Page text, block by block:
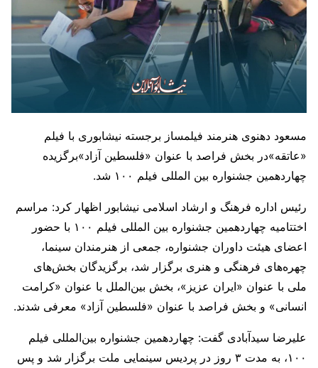
مسعود دهنوی هنرمند فیلمساز برجسته نیشابوری با فیلم
«عاتقه»در بخش فراصد با عنوان «فلسطین آزاد»برگزیده
چهاردهمین جشنواره بین المللی فیلم ۱۰۰ شد.
رئیس اداره فرهنگ و ارشاد اسلامی نیشابور اظهار کرد: مراسم
اختتامیه چهاردهمین جشنواره بین المللی فیلم ۱۰۰ با حضور
اعضای هیئت داوران جشنواره، جمعی از هنرمندان سینما،
چهره‌های فرهنگی و هنری برگزار شد، برگزیدگان بخش‌های
ملی با عنوان «ایران عزیز»، بخش بین‌الملل با عنوان «کرامت
انسانی» و بخش فراصد با عنوان «فلسطین آزاد» معرفی شدند.
علیرضا سیدآبادی گفت: چهاردهمین جشنواره بین‌المللی فیلم
۱۰۰، به مدت ۳ روز در پردیس سینمایی ملت برگزار شد و پس